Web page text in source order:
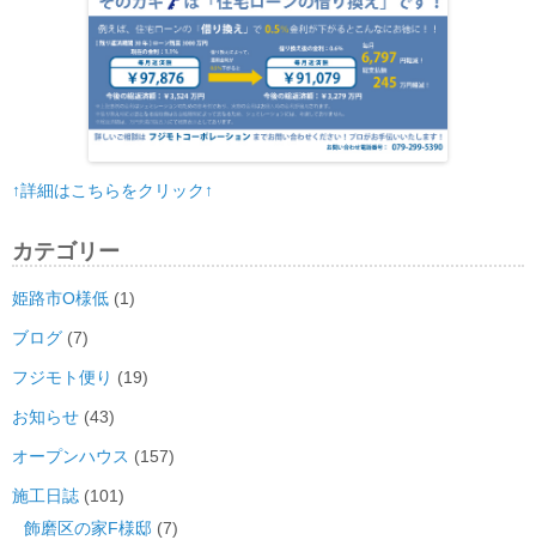
↑詳細はこちらをクリック↑
カテゴリー
姫路市O様低 (1)
ブログ (7)
フジモト便り (19)
お知らせ (43)
オープンハウス (157)
施工日誌 (101)
飾磨区の家F様邸 (7)